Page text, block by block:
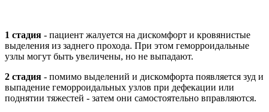
1 стадия - пациент жалуется на дискомфорт и кровянистые
выделения из заднего прохода. При этом геморроидальные
узлы могут быть увеличены, но не выпадают.
2 стадия - помимо выделений и дискомфорта появляется зуд и
выпадение геморроидальных узлов при дефекации или
поднятии тяжестей - затем они самостоятельно вправляются.